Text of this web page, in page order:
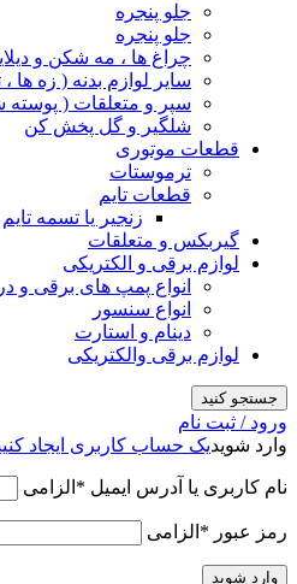
جلو پنجره
جلو پنجره
چراغ‌ ها ، مه‌ شکن و
سایر لوازم بدنه ( زه ها
سپر و متعلقات ( پوسته
شلگیر و گل‌ پخش‌ کن
قطعات موتوری
ترموستات
قطعات تایم
زنجیر یا تسمه تایم
گیربکس و متعلقات
لوازم برقی و الکتریکی
انواع پمپ های برقی و
انواع سنسور
دینام و استارت
لوازم برقی والکتریکی
جستجو کنید
ورود / ثبت نام
وارد شویدیک حساب کاربری ایجاد
نام کاربری یا آدرس ایمیل * الزامی
رمز عبور * الزامی
وارد شوید